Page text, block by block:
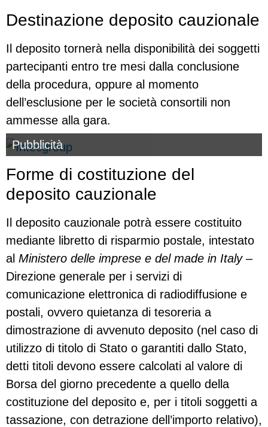
Destinazione deposito cauzionale
Il deposito tornerà nella disponibilità dei soggetti
partecipanti entro tre mesi dalla conclusione
della procedura, oppure al momento
dell’esclusione per le società consortili non
ammesse alla gara.
Pubblicità
Forme di costituzione del
deposito cauzionale
Il deposito cauzionale potrà essere costituito
mediante libretto di risparmio postale, intestato
al Ministero delle imprese e del made in Italy–
Direzione generale per i servizi di
comunicazione elettronica di radiodiffusione e
postali, ovvero quietanza di tesoreria a
dimostrazione di avvenuto deposito (nel caso di
utilizzo di titolo di Stato o garantiti dallo Stato,
detti titoli devono essere calcolati al valore di
Borsa del giorno precedente a quello della
costituzione del deposito e, per i titoli soggetti a
tassazione, con detrazione dell’importo relativo),